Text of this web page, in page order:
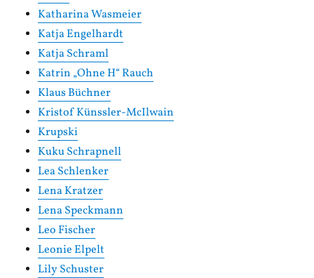
Katharina Wasmeier
Katja Engelhardt
Katja Schraml
Katrin „Ohne H“ Rauch
Klaus Büchner
Kristof Künssler-McIlwain
Krupski
Kuku Schrapnell
Lea Schlenker
Lena Kratzer
Lena Speckmann
Leo Fischer
Leonie Elpelt
Lily Schuster